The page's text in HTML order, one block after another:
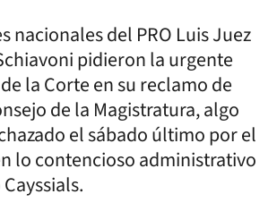
nacionales del PRO Luis Juez
pidieron la urgente
la Corte en su reclamo de
de la Magistratura, algo
el sábado último por el
lo contencioso administrativo